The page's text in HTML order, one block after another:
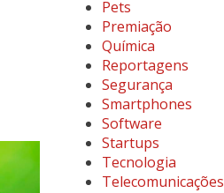
Pets
Premiação
Química
Reportagens
Segurança
Smartphones
Software
Startups
Tecnologia
Telecomunicações